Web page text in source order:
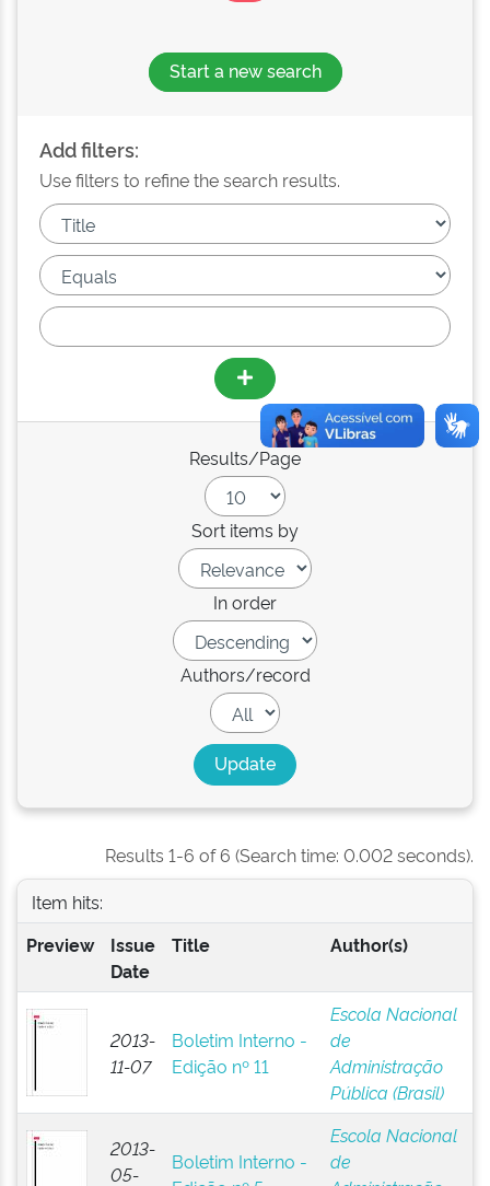
Start a new search
Add filters:
Use filters to refine the search results.
Results/Page
Sort items by
In order
Authors/record
Results 1-6 of 6 (Search time: 0.002 seconds).
Item hits:
Preview
Issue
Date
Title Author(s)
2013-
11-07
Boletim Interno -
Edição nº 11
Escola Nacional
de
Administração
Pública (Brasil)
2013-
05-
Boletim Interno -
Escola Nacional
de